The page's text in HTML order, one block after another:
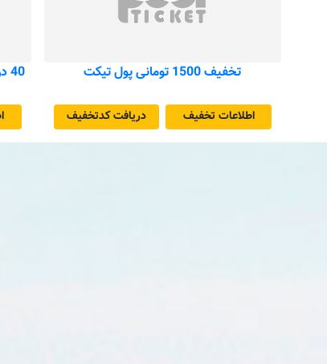
تخفیف 1500 تومانی پول تیکت
اطلاعات تخفیف دریافت کد‌تخفیف
40 درصد تخفیف جهت استخرهای پول تیکت